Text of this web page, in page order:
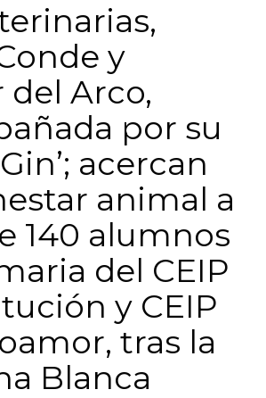
y
del Arco,
por su
acercan
animal a
140 alumnos
del CEIP
y CEIP
tras la
Blanca